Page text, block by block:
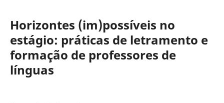
Horizontes (im)possíveis no
estágio: práticas de letramento e
formação de professores de
línguas